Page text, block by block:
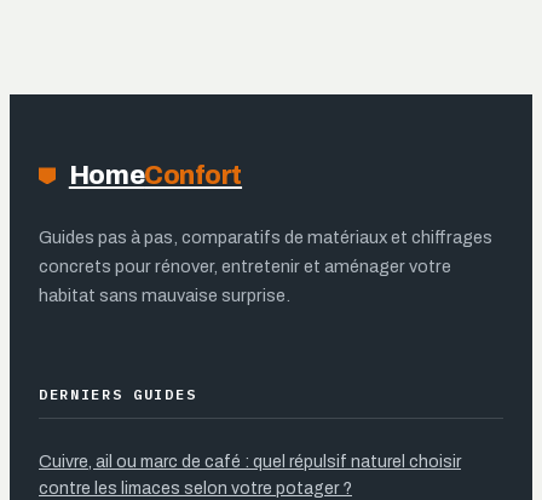
coûteuse
HomeConfort
Guides pas à pas, comparatifs de matériaux et chiffrages
concrets pour rénover, entretenir et aménager votre
habitat sans mauvaise surprise.
DERNIERS GUIDES
Cuivre, ail ou marc de café : quel répulsif naturel choisir
contre les limaces selon votre potager ?